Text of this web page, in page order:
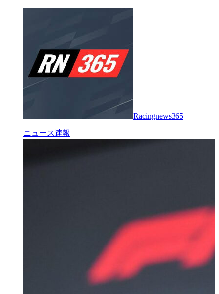
Racingnews365
ニュース速報